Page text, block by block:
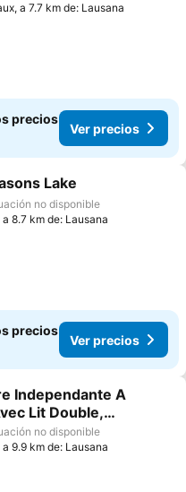
a 7.7 km de: Lausana
precios
Ver precios
a favoritos
Lake
no disponible
a 8.7 km de: Lausana
precios
Ver precios
a favoritos
Independante A
Lit Double,
De Bain
no disponible
a 9.9 km de: Lausana